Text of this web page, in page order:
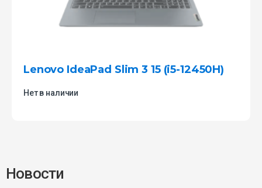
Lenovo IdeaPad Slim 3 15 (i5-12450H)
Нет в наличии
Новости